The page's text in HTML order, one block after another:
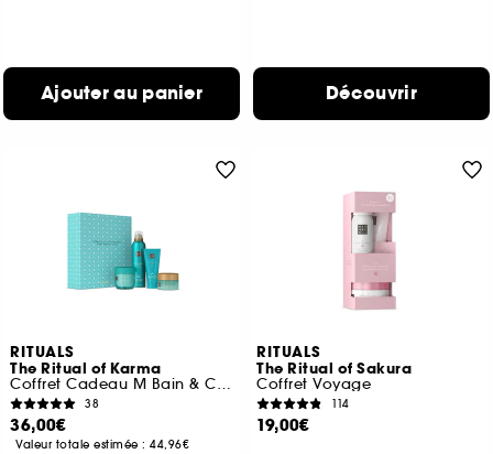
Ajouter au panier Découvrir
RITUALS
The Ritual of Karma
Coffret Cadeau M Bain & Corps
38
36,00€
Valeur totale estimée :44,96€
RITUALS
The Ritual of Sakura
Coffret Voyage
114
19,00€